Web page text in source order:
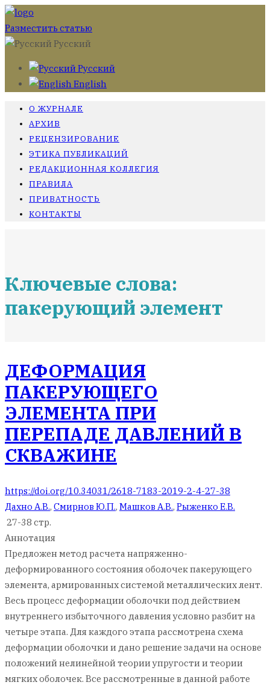
Разместить статью
Русский
Русский
English
О ЖУРНАЛЕ
АРХИВ
РЕЦЕНЗИРОВАНИЕ
ЭТИКА ПУБЛИКАЦИЙ
РЕДАКЦИОННАЯ КОЛЛЕГИЯ
ПРАВИЛА
ПРИВАТНОСТЬ
КОНТАКТЫ
Ключевые слова:
пакерующий элемент
ДЕФОРМАЦИЯ
ПАКЕРУЮЩЕГО
ЭЛЕМЕНТА ПРИ
ПЕРЕПАДЕ ДАВЛЕНИЙ В
СКВАЖИНЕ
https://doi.org/10.34031/2618-7183-2019-2-4-27-38
Дахно А.В., Смирнов Ю.П., Машков А.В., Рыженко Е.В.
27-38 стр.
Аннотация
Предложен метод расчета напряженно-
деформированного состояния оболочек пакерующего
элемента, армированных системой металлических лент.
Весь процесс деформации оболочки под действием
внутреннего избыточного давления условно разбит на
четыре этапа. Для каждого этапа рассмотрена схема
деформации оболочки и дано решение задачи на основе
положений нелинейной теории упругости и теории
мягких оболочек. Все рассмотренные в данной работе